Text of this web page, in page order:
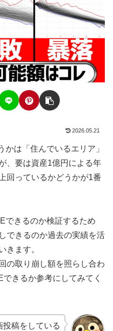
2026.05.21
は「住んでいるエリア」
、要は資産1億円による年
回っているかどうかが1番
できるのか検証するため
できるのか過去の実績を活
きます。
の取り崩し額を照らし合わ
きるか参考にしてみてく
稿をしている